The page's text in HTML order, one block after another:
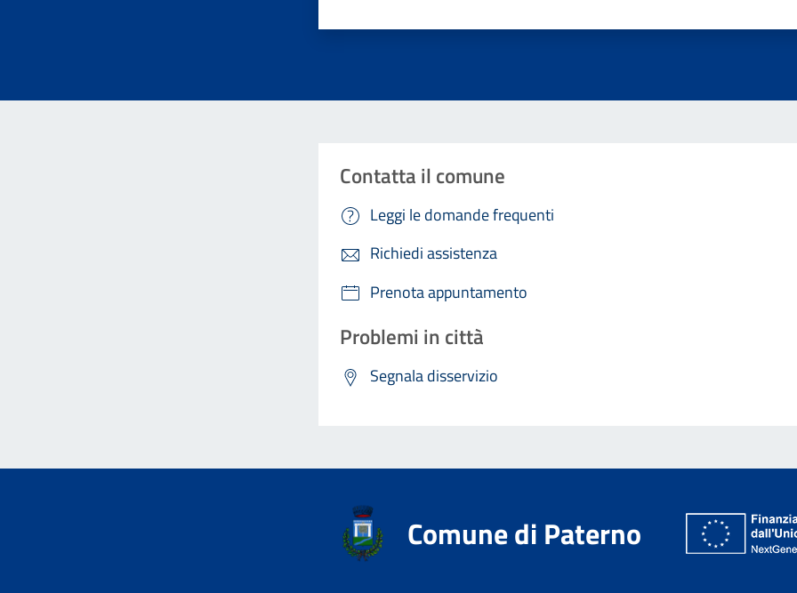
Contatta il comune
Leggi le domande frequenti
Richiedi assistenza
Prenota appuntamento
Problemi in città
Segnala disservizio
Comune di Paterno